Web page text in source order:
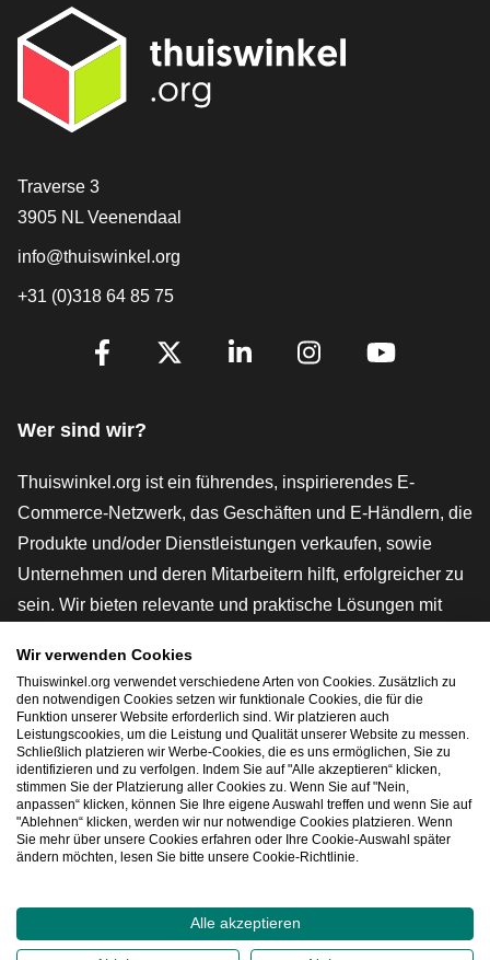
[_General:Contact]
Traverse 3
3905 NL Veenendaal
info@thuiswinkel.org
+31 (0)318 64 85 75
[_General:SocialMediaTitle]
Wer sind wir?
Thuiswinkel.org ist ein führendes, inspirierendes E-
Commerce-Netzwerk, das Geschäften und E-Händlern, die
Produkte und/oder Dienstleistungen verkaufen, sowie
Unternehmen und deren Mitarbeitern hilft, erfolgreicher zu
sein. Wir bieten relevante und praktische Lösungen mit
rechtlichen Instrumenten und Beratung,
Interessenvertretung, Marktforschung und verfügen über
eine eigene Bildungsplattform, die Thuiswinkel e-
Academy.
Schnelles Navigieren
2026©Thuiswinkel.org
Wir verwenden Cookies
Thuiswinkel.org verwendet verschiedene Arten von Cookies. Zusätzlich zu
den notwendigen Cookies setzen wir funktionale Cookies, die für die
Funktion unserer Website erforderlich sind. Wir platzieren auch
Leistungscookies, um die Leistung und Qualität unserer Website zu messen.
Schließlich platzieren wir Werbe-Cookies, die es uns ermöglichen, Sie zu
identifizieren und zu verfolgen. Indem Sie auf "Alle akzeptieren“ klicken,
stimmen Sie der Platzierung aller Cookies zu. Wenn Sie auf "Nein,
anpassen“ klicken, können Sie Ihre eigene Auswahl treffen und wenn Sie auf
"Ablehnen“ klicken, werden wir nur notwendige Cookies platzieren. Wenn
Sie mehr über unsere Cookies erfahren oder Ihre Cookie-Auswahl später
ändern möchten, lesen Sie bitte unsere Cookie-Richtlinie.
Alle akzeptieren